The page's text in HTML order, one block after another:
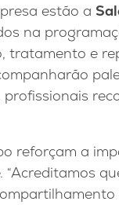
estão a
na
e
profissionais
reforçam a